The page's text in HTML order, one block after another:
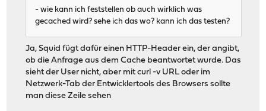
- wie kann ich feststellen ob auch wirklich was
gecached wird? sehe ich das wo? kann ich das testen?
Ja, Squid fügt dafür einen HTTP-Header ein, der angibt,
ob die Anfrage aus dem Cache beantwortet wurde. Das
sieht der User nicht, aber mit curl -v URL oder im
Netzwerk-Tab der Entwicklertools des Browsers sollte
man diese Zeile sehen